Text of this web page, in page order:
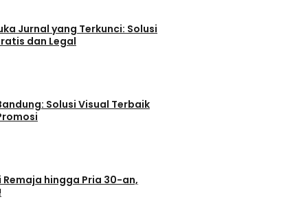
Jurnal yang Terkunci: Solusi
dan Legal
Solusi Visual Terbaik
Remaja hingga Pria 30-an,